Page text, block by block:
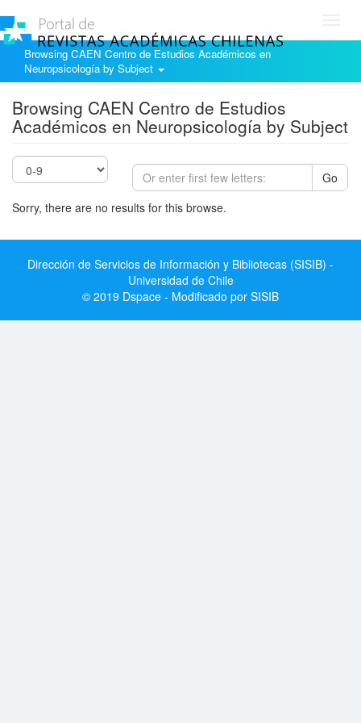
Browsing CAEN Centro de Estudios Académicos en
Neuropsicología by Subject
Browsing CAEN Centro de Estudios
Académicos en Neuropsicología by Subject
Go
Sorry, there are no results for this browse.
Dirección de Servicios de Información y Bibliotecas (SISIB) -
Universidad de Chile
© 2019 Dspace - Modificado por SISIB